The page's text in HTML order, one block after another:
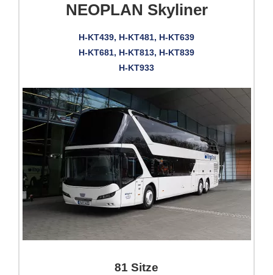
NEOPLAN Skyliner
H-KT439, H-KT481, H-KT639
H-KT681, H-KT813, H-KT839
H-KT933
81 Sitze